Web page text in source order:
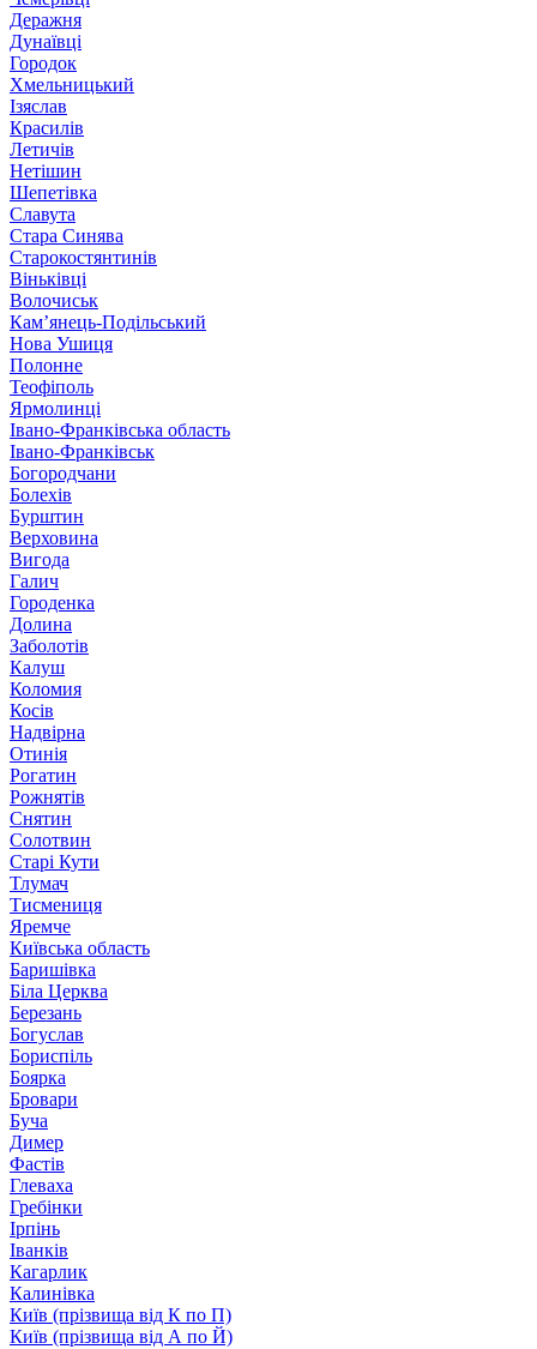
Деражня
Дунаївці
Городок
Хмельницький
Ізяслав
Красилів
Летичів
Нетішин
Шепетівка
Славута
Стара Синява
Старокостянтинів
Віньківці
Волочиськ
Кам’янець-Подільський
Нова Ушиця
Полонне
Теофіполь
Ярмолинці
Івано-Франківська область
Івано-Франківськ
Богородчани
Болехів
Бурштин
Верховина
Вигода
Галич
Городенка
Долина
Заболотів
Калуш
Коломия
Косів
Надвірна
Отинія
Рогатин
Рожнятів
Снятин
Солотвин
Старі Кути
Тлумач
Тисмениця
Яремче
Київська область
Баришівка
Біла Церква
Березань
Богуслав
Бориспіль
Боярка
Бровари
Буча
Димер
Фастів
Глеваха
Гребінки
Ірпінь
Іванків
Кагарлик
Калинівка
Київ (прізвища від К по П)
Київ (прізвища від А по Й)